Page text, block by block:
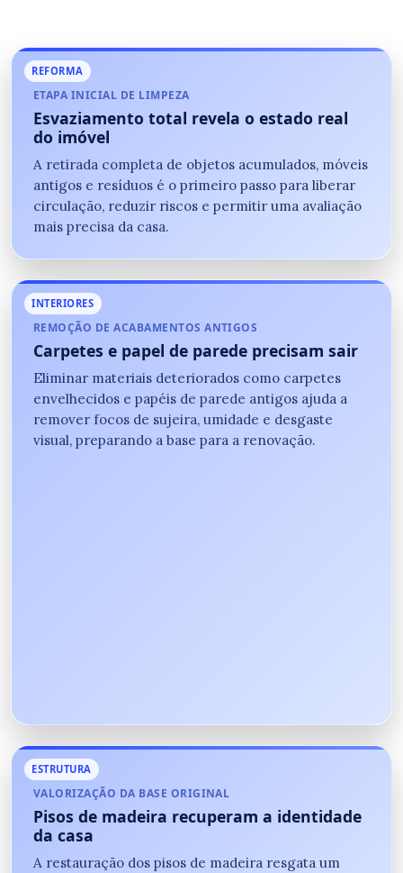
REFORMA
ETAPA INICIAL DE LIMPEZA
Esvaziamento total revela o estado real
do imóvel
A retirada completa de objetos acumulados, móveis
antigos e resíduos é o primeiro passo para liberar
circulação, reduzir riscos e permitir uma avaliação
mais precisa da casa.
INTERIORES
REMOÇÃO DE ACABAMENTOS ANTIGOS
Carpetes e papel de parede precisam sair
Eliminar materiais deteriorados como carpetes
envelhecidos e papéis de parede antigos ajuda a
remover focos de sujeira, umidade e desgaste
visual, preparando a base para a renovação.
ESTRUTURA
VALORIZAÇÃO DA BASE ORIGINAL
Pisos de madeira recuperam a identidade
da casa
A restauração dos pisos de madeira resgata um